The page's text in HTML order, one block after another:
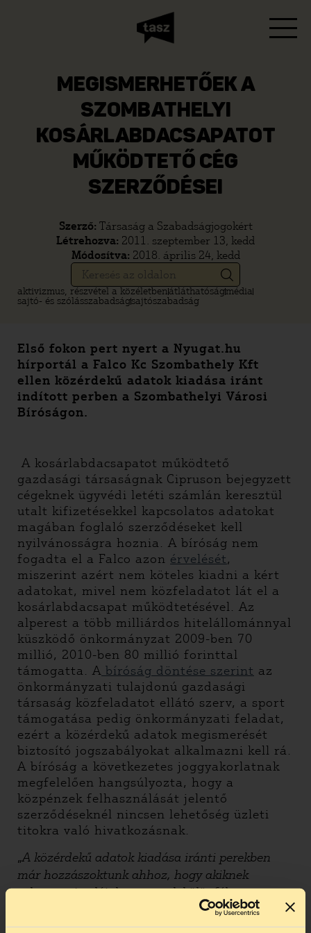
MEGISMERHETŐEK A
SZOMBATHELYI
KOSÁRLABDACSAPATOT
MŰKÖDTETŐ CÉG
SZERZŐDÉSEI
Szerző: Társaság a Szabadságjogokért
Létrehozva: 2011. szeptember 13, kedd
Módosítva: 2018. április 24, kedd
aktivizmus, részvétel a közéletbenátláthatóságmédia
sajtó- és szólásszabadságsajtószabadság
Első fokon pert nyert a Nyugat.hu
hírportál a Falco Kc Szombathely Kft
ellen közérdekű adatok kiadása iránt
indított perben a Szombathelyi Városi
Bíróságon.
A kosárlabdacsapatot működtető
gazdasági társaságnak Cipruson bejegyzett
cégeknek ügyvédi letéti számlán keresztül
utalt kifizetésekkel kapcsolatos adatokat
magában foglaló szerződéseket kell
nyilvánosságra hoznia. A bíróság nem
fogadta el a Falco azon érvelését,
miszerint azért nem köteles kiadni a kért
adatokat, mivel nem közfeladatot lát el a
kosárlabdacsapat működtetésével. Az
alperest a több milliárdos hitelállománnyal
küszködő önkormányzat 2009-ben 70
millió, 2010-ben 80 millió forinttal
támogatta. A bíróság döntése szerint az
önkormányzati tulajdonú gazdasági
társaság közfeladatot ellátó szerv, a sport
támogatása pedig önkormányzati feladat,
ezért a közérdekű adatok megismerését
biztosító jogszabályokat alkalmazni kell rá.
A bíróság a következetes joggyakorlatnak
megfelelően hangsúlyozta, hogy a
közpénzek felhasználását jelentő
szerződéseknél nincsen lehetőség üzleti
titokra való hivatkozásnak.
„A közérdekű adatok kiadása iránti perekben
már hozzászoktunk ahhoz, hogy akiknek
takargatni valójuk van, azok különféle
mondvacsinált okokra való hivatkozással
akarják a ,, labdáról bebizonyítani, hogy